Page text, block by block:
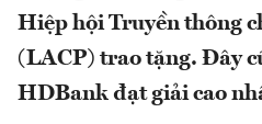
Hiệp hội Truyền thông
(LACP) trao tặng. Đây
HDBank đạt giải cao